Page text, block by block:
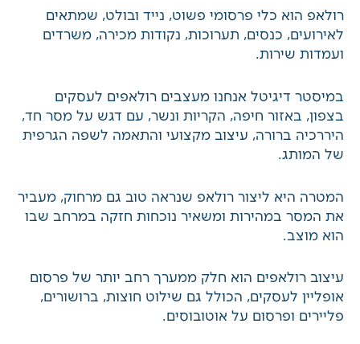
רולאפ הוא כלי פרסומי פשוט, נייד ובולט, שמתאים
לאירועים, כנסים, תערוכות, נקודות מכירה, משרדים
ועמדות שירות.
במיסטר דיגיטל אנחנו מעצבים רולאפים לעסקים
בצפון, באזור חיפה, הקריות ונשר, עם דגש על מסר חד,
היררכיה ברורה, עיצוב מקצועי והתאמה לשפה הגרפית
של המותג.
המטרה היא ליצור רולאפ שנראה טוב גם מרחוק, מעביר
את המסר במהירות ומשאיר נוכחות חזקה במרחב שבו
הוא מוצב.
עיצוב רולאפים הוא חלק ממערך רחב יותר של פרסום
אופליין לעסקים, הכולל גם שילוט חוצות, ברושורים,
פליירים ופרסום על אוטובוסים.